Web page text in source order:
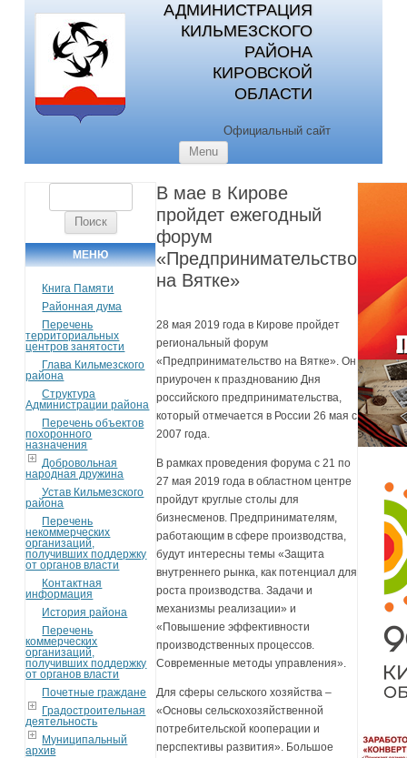
АДМИНИСТРАЦИЯ
КИЛЬМЕЗСКОГО
РАЙОНА
КИРОВСКОЙ
ОБЛАСТИ
Официальный сайт
Menu
МЕНЮ
Книга Памяти
Районная дума
Перечень
территориальных
центров занятости
Глава Кильмезского
района
Структура
Администрации района
Перечень объектов
похоронного
назначения
Добровольная
народная дружина
Устав Кильмезского
района
Перечень
некоммерческих
организаций,
получивших поддержку
от органов власти
Контактная
информация
История района
Перечень
коммерческих
организаций,
получивших поддержку
от органов власти
Почетные граждане
Градостроительная
деятельность
Муниципальный
архив
В мае в Кирове
пройдет ежегодный
форум
«Предпринимательство
на Вятке»
28 мая 2019 года в Кирове пройдет
региональный форум
«Предпринимательство на Вятке». Он
приурочен к празднованию Дня
российского предпринимательства,
который отмечается в России 26 мая с
2007 года.
В рамках проведения форума с 21 по
27 мая 2019 года в областном центре
пройдут круглые столы для
бизнесменов. Предпринимателям,
работающим в сфере производства,
будут интересны темы «Защита
внутреннего рынка, как потенциал для
роста производства. Задачи и
механизмы реализации» и
«Повышение эффективности
производственных процессов.
Современные методы управления».
Для сферы сельского хозяйства –
«Основы сельскохозяйственной
потребительской кооперации и
перспективы развития». Большое